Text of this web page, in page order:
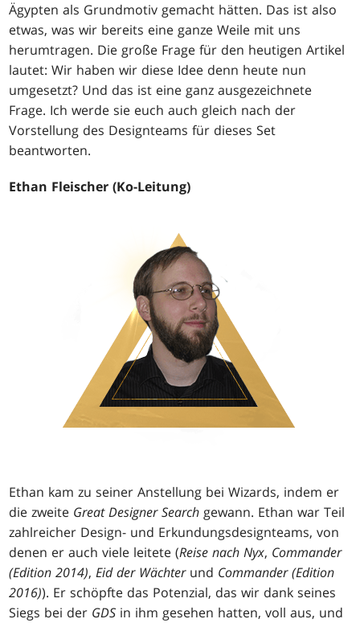
Ägypten als Grundmotiv gemacht hätten. Das ist also
etwas, was wir bereits eine ganze Weile mit uns
herumtragen. Die große Frage für den heutigen Artikel
lautet: Wir haben wir diese Idee denn heute nun
umgesetzt? Und das ist eine ganz ausgezeichnete
Frage. Ich werde sie euch auch gleich nach der
Vorstellung des Designteams für dieses Set
beantworten.
Ethan Fleischer (Ko-Leitung)
Ethan kam zu seiner Anstellung bei Wizards, indem er
die zweite Great Designer Search gewann. Ethan war Teil
zahlreicher Design- und Erkundungsdesignteams, von
denen er auch viele leitete (Reise nach Nyx, Commander
(Edition 2014),Eid der Wächterund Commander (Edition
2016)). Er schöpfte das Potenzial, das wir dank seines
Siegs bei der GDS in ihm gesehen hatten, voll aus, und